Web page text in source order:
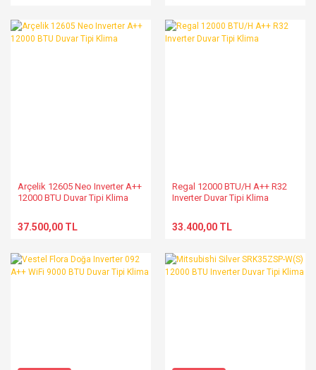
Arçelik 12605 Neo Inverter A++
12000 BTU Duvar Tipi Klima
37.500,00 TL
Regal 12000 BTU/H A++ R32
Inverter Duvar Tipi Klima
33.400,00 TL